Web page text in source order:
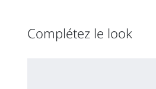
Complétez le look